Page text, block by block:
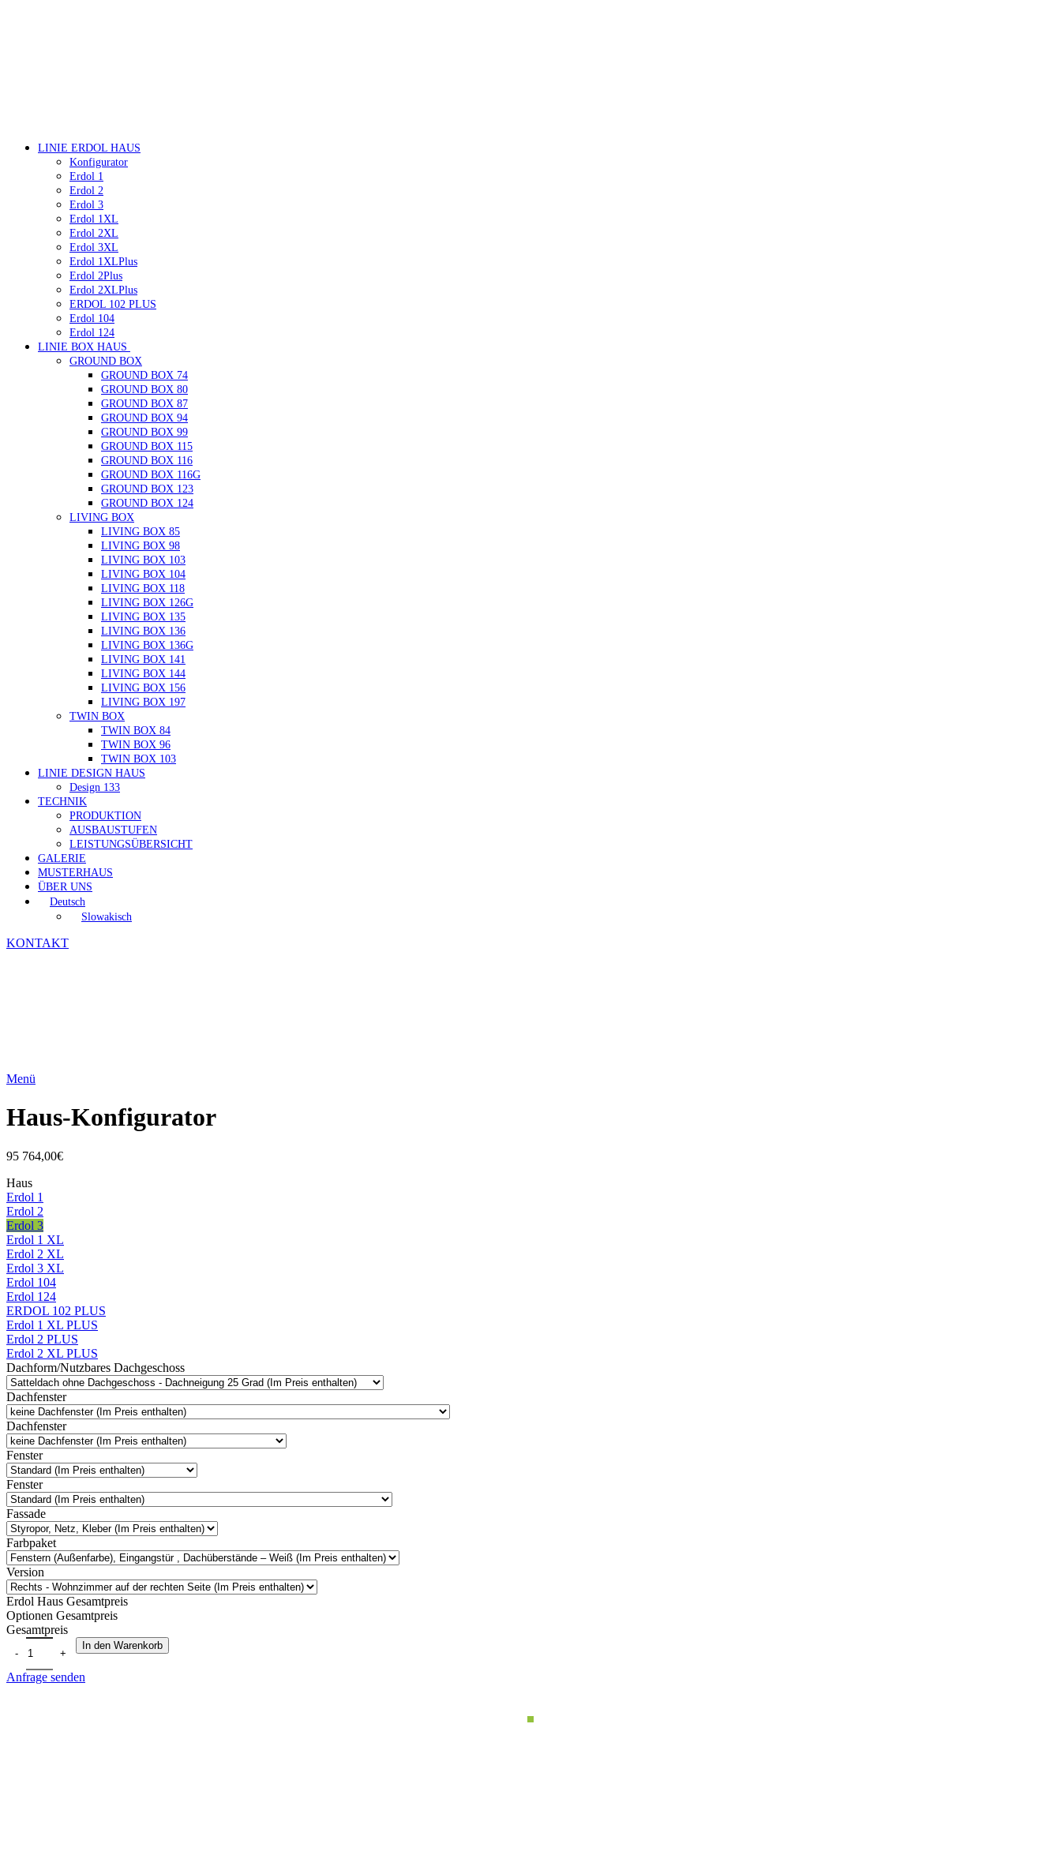
LINIE ERDOL HAUS
Konfigurator
Erdol 1
Erdol 2
Erdol 3
Erdol 1XL
Erdol 2XL
Erdol 3XL
Erdol 1XLPlus
Erdol 2Plus
Erdol 2XLPlus
ERDOL 102 PLUS
Erdol 104
Erdol 124
LINIE BOX HAUS
GROUND BOX
GROUND BOX 74
GROUND BOX 80
GROUND BOX 87
GROUND BOX 94
GROUND BOX 99
GROUND BOX 115
GROUND BOX 116
GROUND BOX 116G
GROUND BOX 123
GROUND BOX 124
LIVING BOX
LIVING BOX 85
LIVING BOX 98
LIVING BOX 103
LIVING BOX 104
LIVING BOX 118
LIVING BOX 126G
LIVING BOX 135
LIVING BOX 136
LIVING BOX 136G
LIVING BOX 141
LIVING BOX 144
LIVING BOX 156
LIVING BOX 197
TWIN BOX
TWIN BOX 84
TWIN BOX 96
TWIN BOX 103
LINIE DESIGN HAUS
Design 133
TECHNIK
PRODUKTION
AUSBAUSTUFEN
LEISTUNGSÜBERSICHT
GALERIE
MUSTERHAUS
ÜBER UNS
Deutsch
Slowakisch
KONTAKT
Menü
Haus-Konfigurator
95 764,00€
Haus
Erdol 1
Erdol 2
Erdol 3
Erdol 1 XL
Erdol 2 XL
Erdol 3 XL
Erdol 104
Erdol 124
ERDOL 102 PLUS
Erdol 1 XL PLUS
Erdol 2 PLUS
Erdol 2 XL PLUS
Dachform/Nutzbares Dachgeschoss
Dachfenster
Dachfenster
Fenster
Fenster
Fassade
Farbpaket
Version
Erdol Haus Gesamtpreis
Optionen Gesamtpreis
Gesamtpreis
In den Warenkorb
Anfrage senden